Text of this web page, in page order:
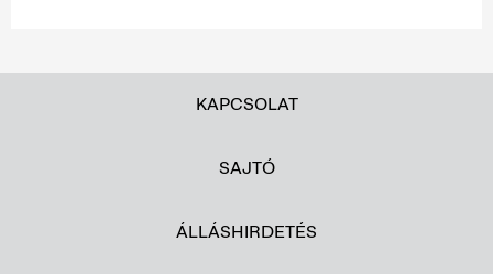
KAPCSOLAT
SAJTÓ
ÁLLÁSHIRDETÉS